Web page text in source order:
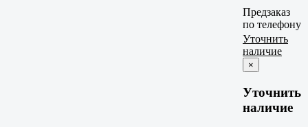
Предзаказ
по телефону
Уточнить
наличие
×
Уточнить
наличие